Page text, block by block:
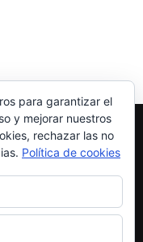
POLÍTICA DE COOKIES
para garantizar el
y mejorar nuestros
rechazar las no
Política de cookies